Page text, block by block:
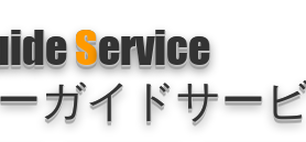
Service
ガイドサー